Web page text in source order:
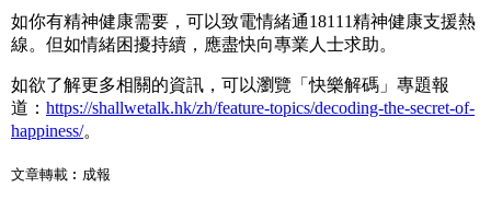
如你有精神健康需要，可以致電情緒通18111精神健康支援熱
線。但如情緒困擾持續，應盡快向專業人士求助。
如欲了解更多相關的資訊，可以瀏覽「快樂解碼」專題報
道： https://shallwetalk.hk/zh/feature-topics/decoding-the-secret-of-
happiness/。
文章轉載︰成報